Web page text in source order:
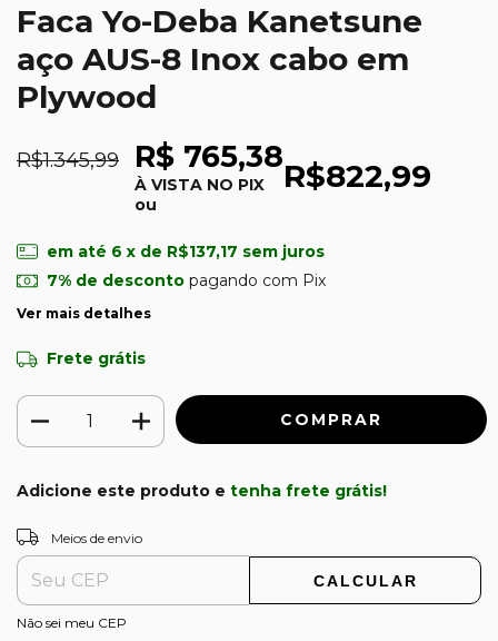
Faca Yo-Deba Kanetsune
aço AUS-8 Inox cabo em
Plywood
R$1.345,99 R$ 765,38
À VISTA NO PIX
ou
R$822,99
em até 6 x de R$137,17 sem juros
7% de descontopagando com Pix
Ver mais detalhes
Frete grátis
Adicione este produto e tenha frete grátis!
Entregas para o CEP:
Meios de envio
CALCULAR
Não sei meu CEP